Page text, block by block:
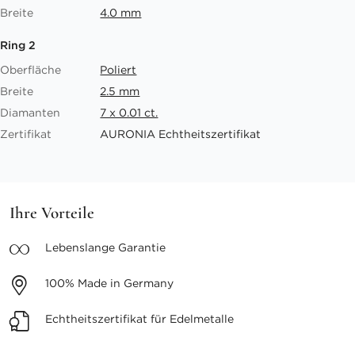
Breite
4.0 mm
Ring 2
Oberfläche
Poliert
Breite
2.5 mm
Diamanten
7 x 0.01 ct.
Zertifikat
AURONIA Echtheitszertifikat
Ihre Vorteile
Lebenslange Garantie
100% Made in Germany
Echtheitszertifikat für Edelmetalle